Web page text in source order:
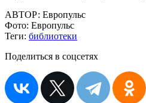
АВТОР: Европульс
Фото: Европульс
Теги: библиотеки
Поделиться в соцсетях